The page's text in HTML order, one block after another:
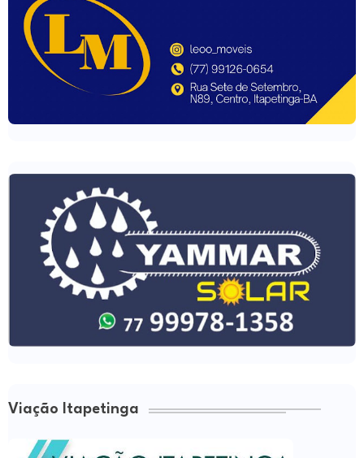
Viação Itapetinga